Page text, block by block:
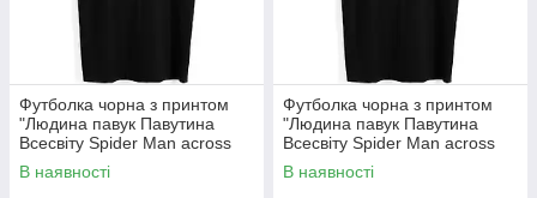
Футболка чорна з принтом
"Людина павук Павутина
Всесвіту Spider Man across
the Spider Verse Панк павук
Spider Punk" Push IT
В наявності
Футболка чорна з принтом
"Людина павук Павутина
Всесвіту Spider Man across
the Spider Verse" Push IT
В наявності